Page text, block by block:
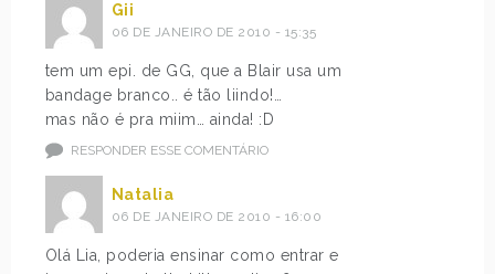
Gii
06 DE JANEIRO DE 2010 - 15:35
tem um epi. de GG, que a Blair usa um
bandage branco.. é tão liindo!…
mas não é pra miim… ainda! :D
RESPONDER ESSE COMENTÁRIO
Natalia
06 DE JANEIRO DE 2010 - 16:00
Olá Lia, poderia ensinar como entrar e